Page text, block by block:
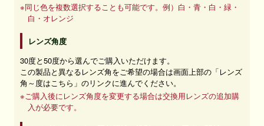
※同じ色を複数選択することも可能です。例）白・青・白・緑・
白・オレンジ
レンズ角度
30度と50度から選んでご購入いただけます。
この製品と異なるレンズ角をご希望の場合は画面上部の「レンズ
角～度はこちら」のリンクに進んでください。
※ご購入後にレンズ角度を変更する場合は交換用レンズの追加購
入が必要です。